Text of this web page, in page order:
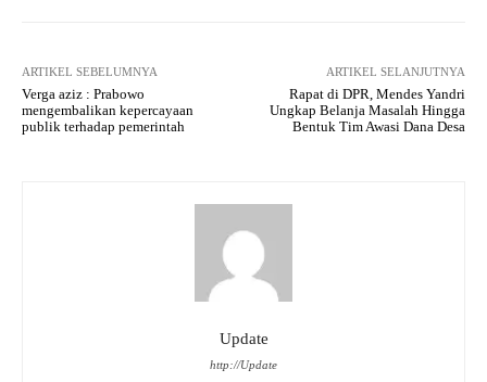
ARTIKEL SEBELUMNYA
Verga aziz : Prabowo
mengembalikan kepercayaan
publik terhadap pemerintah
ARTIKEL SELANJUTNYA
Rapat di DPR, Mendes Yandri
Ungkap Belanja Masalah Hingga
Bentuk Tim Awasi Dana Desa
Update
http://Update